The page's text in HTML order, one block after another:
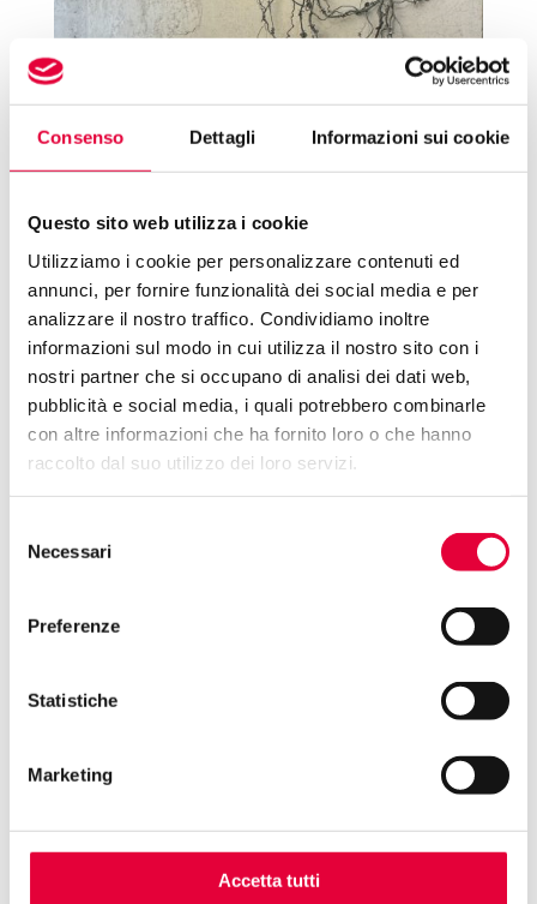
Consenso Dettagli Informazioni sui cookie
Questo sito web utilizza i cookie
Utilizziamo i cookie per personalizzare contenuti ed
annunci, per fornire funzionalità dei social media e per
analizzare il nostro traffico. Condividiamo inoltre
informazioni sul modo in cui utilizza il nostro sito con i
nostri partner che si occupano di analisi dei dati web,
pubblicità e social media, i quali potrebbero combinarle
con altre informazioni che ha fornito loro o che hanno
raccolto dal suo utilizzo dei loro servizi.
delNecessari
Preferenze
Statistiche
Marketing
Accetta tutti